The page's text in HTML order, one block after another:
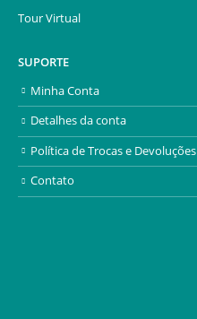
Tour Virtual
SUPORTE
Minha Conta
Detalhes da conta
Política de Trocas e Devoluções
Contato